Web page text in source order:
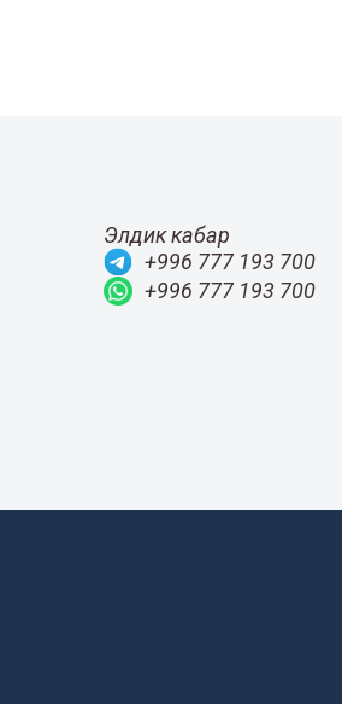
Элдик кабар
+996 777 193 700
+996 777 193 700